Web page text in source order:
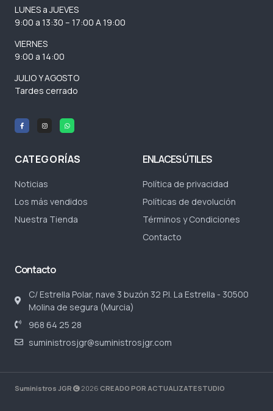
LUNES a JUEVES
9:00 a 13:30 – 17:00 A 19:00
VIERNES
9:00 a 14:00
JULIO Y AGOSTO
Tardes cerrado
CATEGORÍAS
Noticias
Los más vendidos
Nuestra Tienda
ENLACES ÚTILES
Política de privacidad
Políticas de devolución
Términos y Condiciones
Contacto
Contacto
C/ Estrella Polar, nave 3 buzón 32 P.I. La Estrella - 30500
Molina de segura (Murcia)
968 64 25 28
suministrosjgr@suministrosjgr.com
Suministros JGR 2026 CREADO POR ACTUALIZATESTUDIO